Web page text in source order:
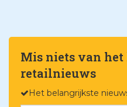
Mis niets van het
retailnieuws
Het belangrijkste